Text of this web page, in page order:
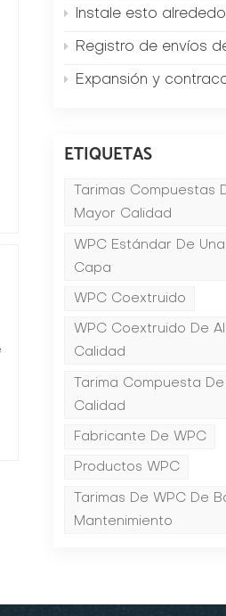
Instale esto alrededor de su piscina para reducir el riesgo de que los niños resbalen en un 90 %
Registro de envíos de hoy: ¿Cómo se llenó un contenedor de 40 pies con
Expansión y contracción térmica de los suelos compuestos de madera y plástico: El
ETIQUETAS
Tarimas Compuestas
Mayor Calidad
WPC Estándar De
Capa
WPC Coextruido
WPC Coextruido De
Calidad
Tarima Compuesta
Calidad
Fabricante De WPC
Productos WPC
Tarimas De WPC De
Mantenimiento